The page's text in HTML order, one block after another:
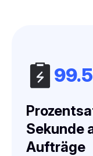
Sekunde
Aufträge